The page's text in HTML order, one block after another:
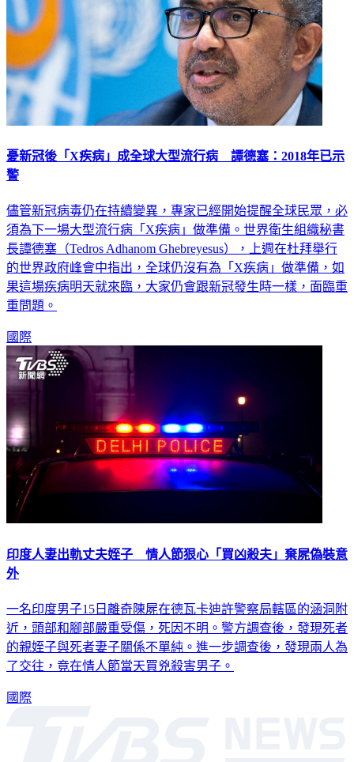
憂新冠後「X疾病」成全球大型流行病 譚德塞：2018年已示
警
儘管新冠病毒仍在持續變異，專家已經開始提醒全球民眾，必
須為下一場大型流行病「X疾病」做準備。世界衛生組織秘書
長譚德塞（Tedros Adhanom Ghebreyesus），上週在杜拜舉行
的世界政府峰會中指出，全球仍沒有為「X疾病」做準備，如
果這場疾病明天就來臨，大家仍會跟新冠發生時一樣，面臨重
重問題。
國際
印度人妻出軌丈夫姪子 情人節狠心「買凶殺夫」棄屍偽裝意
外
一名印度男子15日離奇陳屍在德瓦卡迪許警察局轄區的涵洞附
近，頭部和腳部嚴重受傷，死因不明。警方調查後，發現死者
的親姪子與死者妻子關係不單純。進一步調查後，發現兩人為
了交往，竟在情人節當天買兇殺害男子。
國際